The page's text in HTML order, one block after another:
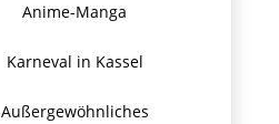
Anime-Manga
Karneval in Kassel
Außergewöhnliches